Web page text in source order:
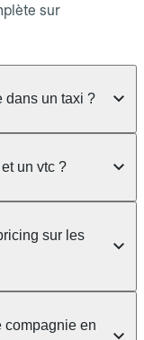
sur
dans un taxi ?
3 bagages
"Message
prix n'est
un vtc ?
rue, à une
au
à
votre
sur les
barème
compagnie en